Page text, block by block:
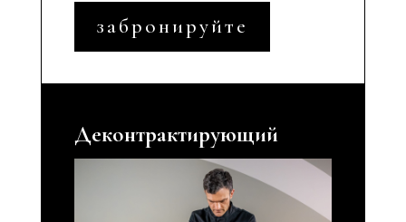
забронируйте
Деконтрактирующий